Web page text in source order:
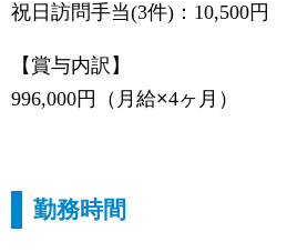
祝日訪問手当(3件)：10,500円
【賞与内訳】
996,000円（月給×4ヶ月）
勤務時間